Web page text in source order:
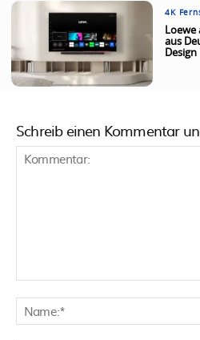
4K
Loewe
aus
Design
Schreib einen Kommentar